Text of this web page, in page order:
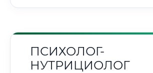
ПСИХОЛОГ-
НУТРИЦИОЛОГ